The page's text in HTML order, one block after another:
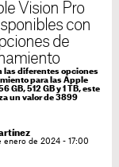
Vision Pro
con
de
las diferentes opciones
para las Apple
GB, 512 GB y 1 TB, este
un valor de 3899
enero de 2024 - 17:00